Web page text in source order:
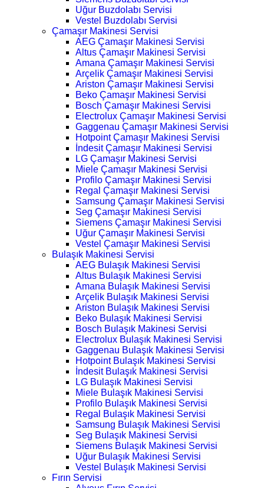
Uğur Buzdolabı Servisi
Vestel Buzdolabı Servisi
Çamaşır Makinesi Servisi
AEG Çamaşır Makinesi Servisi
Altus Çamaşır Makinesi Servisi
Amana Çamaşır Makinesi Servisi
Arçelik Çamaşır Makinesi Servisi
Ariston Çamaşır Makinesi Servisi
Beko Çamaşır Makinesi Servisi
Bosch Çamaşır Makinesi Servisi
Electrolux Çamaşır Makinesi Servisi
Gaggenau Çamaşır Makinesi Servisi
Hotpoint Çamaşır Makinesi Servisi
İndesit Çamaşır Makinesi Servisi
LG Çamaşır Makinesi Servisi
Miele Çamaşır Makinesi Servisi
Profilo Çamaşır Makinesi Servisi
Regal Çamaşır Makinesi Servisi
Samsung Çamaşır Makinesi Servisi
Seg Çamaşır Makinesi Servisi
Siemens Çamaşır Makinesi Servisi
Uğur Çamaşır Makinesi Servisi
Vestel Çamaşır Makinesi Servisi
Bulaşık Makinesi Servisi
AEG Bulaşık Makinesi Servisi
Altus Bulaşık Makinesi Servisi
Amana Bulaşık Makinesi Servisi
Arçelik Bulaşık Makinesi Servisi
Ariston Bulaşık Makinesi Servisi
Beko Bulaşık Makinesi Servisi
Bosch Bulaşık Makinesi Servisi
Electrolux Bulaşık Makinesi Servisi
Gaggenau Bulaşık Makinesi Servisi
Hotpoint Bulaşık Makinesi Servisi
İndesit Bulaşık Makinesi Servisi
LG Bulaşık Makinesi Servisi
Miele Bulaşık Makinesi Servisi
Profilo Bulaşık Makinesi Servisi
Regal Bulaşık Makinesi Servisi
Samsung Bulaşık Makinesi Servisi
Seg Bulaşık Makinesi Servisi
Siemens Bulaşık Makinesi Servisi
Uğur Bulaşık Makinesi Servisi
Vestel Bulaşık Makinesi Servisi
Fırın Servisi